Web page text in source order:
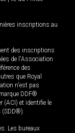
inscriptions au
des inscriptions
de l'Association
des
que Royal
n'est pas
DDF®
(ACI) et identifie le
(SDD®).
Les bureaux